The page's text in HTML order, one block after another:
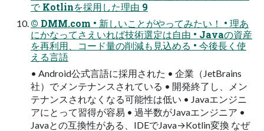
で Kotlinを採用した理由 9
© DMM.com • 新しいことがやってみたい！ • 理あ
にかなってさえいれば技術選定は自由 • Javaの資産
を再利用、コード量の削減も見込める • 今後長く使
える言語
• Android公式言語に採用された • 企業（JetBrains
社）でメンテナンスされている • 開発終了し、メン
テナンスされなくなる可能性は低い • Javaエンジニ
アにとって習得が容易 • 過半数がJavaエンジニア •
Javaとの互換性がある、IDEでJava→Kotlin変換 なぜ